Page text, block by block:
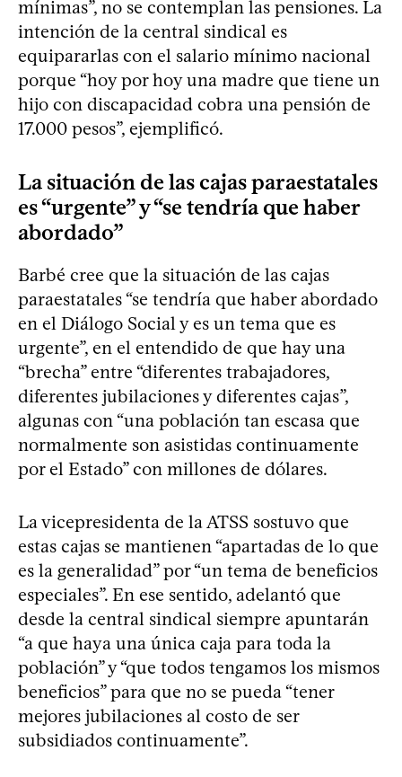
mínimas”, no se contemplan las pensiones. La
intención de la central sindical es
equipararlas con el salario mínimo nacional
porque “hoy por hoy una madre que tiene un
hijo con discapacidad cobra una pensión de
17.000 pesos”, ejemplificó.
La situación de las cajas paraestatales
es “urgente” y “se tendría que haber
abordado”
Barbé cree que la situación de las cajas
paraestatales “se tendría que haber abordado
en el Diálogo Social y es un tema que es
urgente”, en el entendido de que hay una
“brecha” entre “diferentes trabajadores,
diferentes jubilaciones y diferentes cajas”,
algunas con “una población tan escasa que
normalmente son asistidas continuamente
por el Estado” con millones de dólares.
La vicepresidenta de la ATSS sostuvo que
estas cajas se mantienen “apartadas de lo que
es la generalidad” por “un tema de beneficios
especiales”. En ese sentido, adelantó que
desde la central sindical siempre apuntarán
“a que haya una única caja para toda la
población” y “que todos tengamos los mismos
beneficios” para que no se pueda “tener
mejores jubilaciones al costo de ser
subsidiados continuamente”.